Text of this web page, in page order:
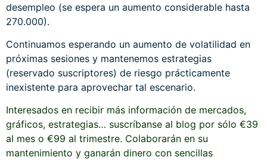
desempleo (se espera un aumento considerable hasta
270.000).
Continuamos esperando un aumento de volatilidad en
próximas sesiones y mantenemos estrategias
(reservado suscriptores) de riesgo prácticamente
inexistente para aprovechar tal escenario.
Interesados en recibir más información de mercados,
gráficos, estrategias… suscríbanse al blog por sólo €39
al mes o €99 al trimestre. Colaborarán en su
mantenimiento y ganarán dinero con sencillas